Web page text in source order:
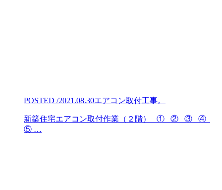
POSTED /2021.08.30エアコン取付工事。
新築住宅エアコン取付作業（２階） ① ② ③ ④
⑤ …